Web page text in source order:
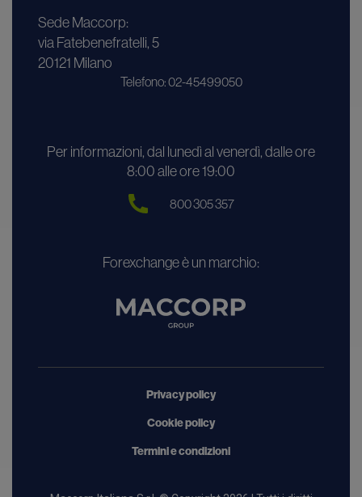
Sede Maccorp:
via Fatebenefratelli, 5
20121 Milano
Telefono: 02-45499050
Per informazioni, dal lunedì al venerdì, dalle ore
8:00 alle ore 19:00
800 305 357
Forexchange è un marchio:
Privacy policy
Cookie policy
Termini e condizioni